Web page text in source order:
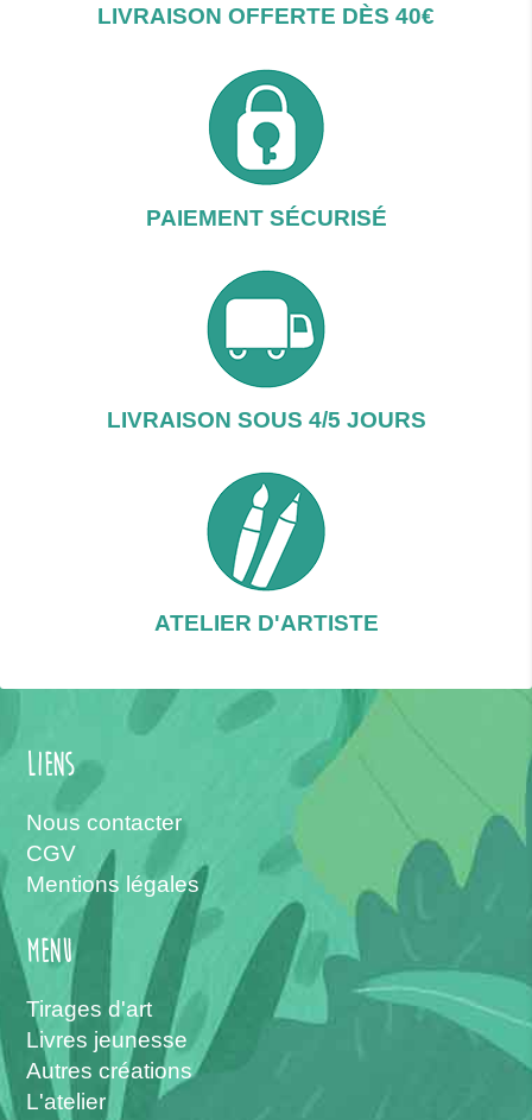
LIVRAISON OFFERTE DÈS 40€
PAIEMENT SÉCURISÉ
LIVRAISON SOUS 4/5 JOURS
ATELIER D'ARTISTE
Liens
Nous contacter
CGV
Mentions légales
menu
Tirages d'art
Livres jeunesse
Autres créations
L'atelier